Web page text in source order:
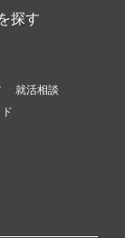
探す
就活相談